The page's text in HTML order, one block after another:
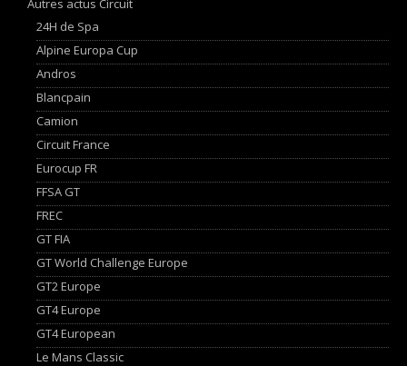
Autres actus Circuit
24H de Spa
Alpine Europa Cup
Andros
Blancpain
Camion
Circuit France
Eurocup FR
FFSA GT
FREC
GT FIA
GT World Challenge Europe
GT2 Europe
GT4 Europe
GT4 European
Le Mans Classic